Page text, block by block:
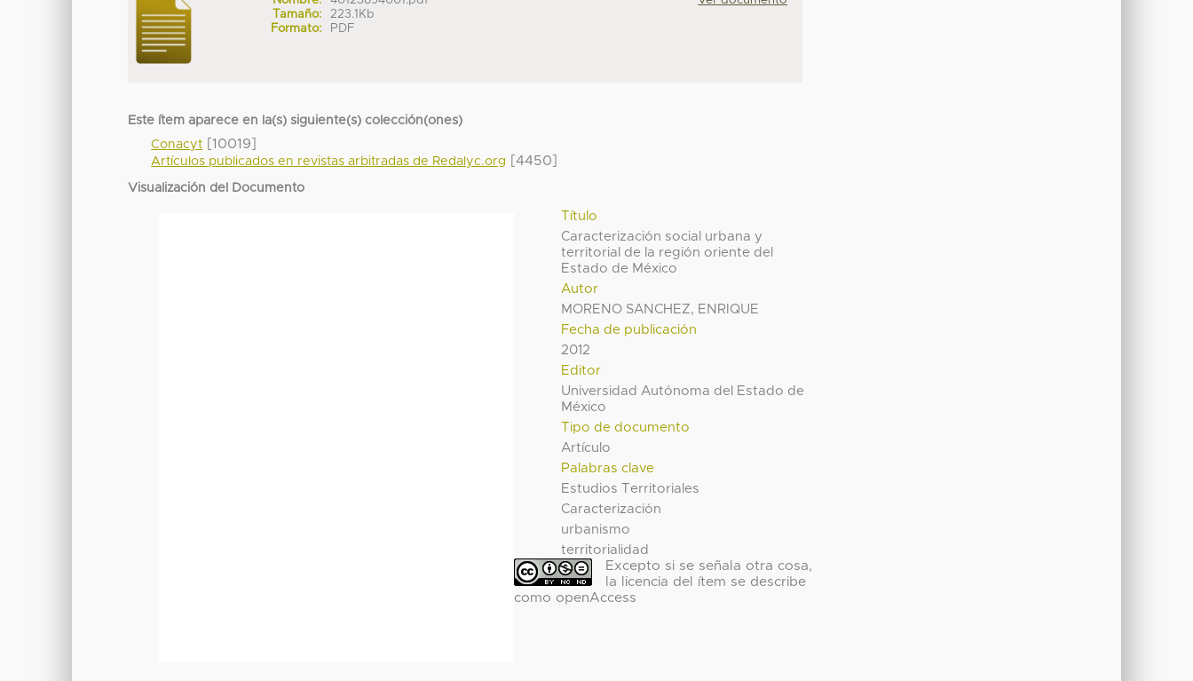
Tamaño:
223.1Kb
Formato:
PDF
Este ítem aparece en la(s) siguiente(s) colección(ones)
Conacyt [10019]
Artículos publicados en revistas arbitradas de Redalyc.org [4450]
Visualización del Documento
Título
Caracterización social urbana y
territorial de la región oriente del
Estado de México
Autor
MORENO SANCHEZ, ENRIQUE
Fecha de publicación
2012
Editor
Universidad Autónoma del Estado de
México
Tipo de documento
Artículo
Palabras clave
Estudios Territoriales
Caracterización
urbanismo
territorialidad
Excepto si se señala otra cosa,
la licencia del ítem se describe
como openAccess